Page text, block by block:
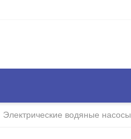
Электрические водяные насосы